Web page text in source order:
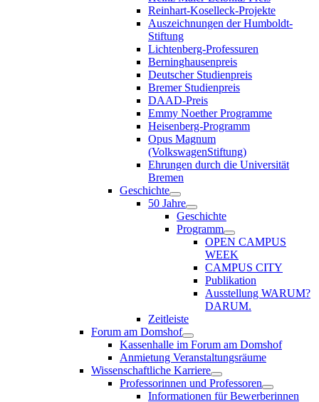
Reinhart-Koselleck-Projekte
Auszeichnungen der Humboldt-
Stiftung
Lichtenberg-Professuren
Berninghausenpreis
Deutscher Studienpreis
Bremer Studienpreis
DAAD-Preis
Emmy Noether Programme
Heisenberg-Programm
Opus Magnum
(VolkswagenStiftung)
Ehrungen durch die Universität
Bremen
Geschichte
50 Jahre
Geschichte
Programm
OPEN CAMPUS
WEEK
CAMPUS CITY
Publikation
Ausstellung WARUM?
DARUM.
Zeitleiste
Forum am Domshof
Kassenhalle im Forum am Domshof
Anmietung Veranstaltungsräume
Wissenschaftliche Karriere
Professorinnen und Professoren
Informationen für Bewerberinnen